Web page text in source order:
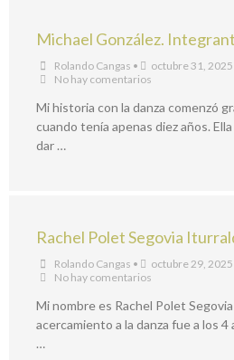
Michael González.
Rolando Cangas • octubre 31, 2025
No hay comentarios
Mi historia con la danza comenzó
cuando tenía apenas diez años.
dar …
Rachel Polet Segovia
Rolando Cangas • octubre 29, 2025
No hay comentarios
Mi nombre es Rachel Polet
acercamiento a la danza fue a los 4
…